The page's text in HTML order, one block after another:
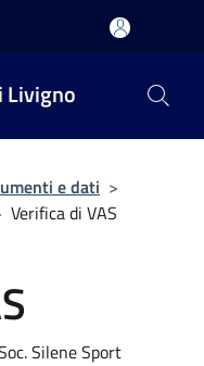
Livigno
e dati >
Verifica di VAS
Silene Sport